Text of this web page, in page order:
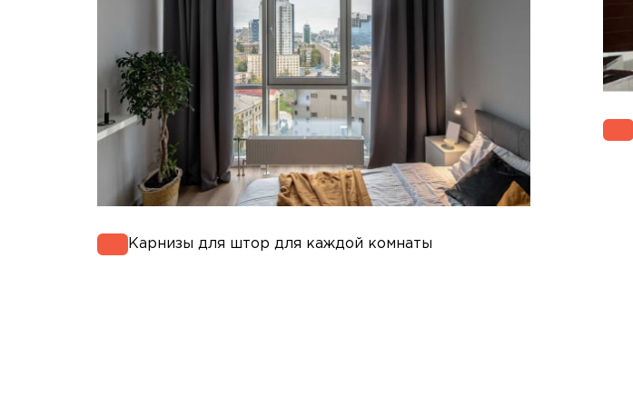
Карнизы для штор для каждой комнаты